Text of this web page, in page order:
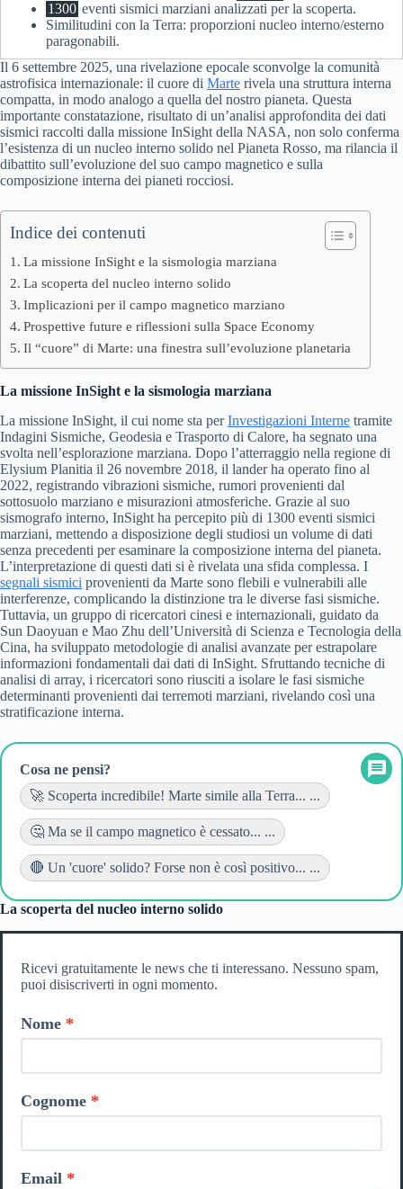
1300 eventi sismici marziani analizzati per la scoperta.
Similitudini con la Terra: proporzioni nucleo interno/esterno
paragonabili.
Il 6 settembre 2025, una rivelazione epocale sconvolge la comunità
astrofisica internazionale: il cuore di Marte rivela una struttura interna
compatta, in modo analogo a quella del nostro pianeta. Questa
importante constatazione, risultato di un’analisi approfondita dei dati
sismici raccolti dalla missione InSight della NASA, non solo conferma
l’esistenza di un nucleo interno solido nel Pianeta Rosso, ma rilancia il
dibattito sull’evoluzione del suo campo magnetico e sulla
composizione interna dei pianeti rocciosi.
Indice dei contenuti
La missione InSight e la sismologia marziana
La scoperta del nucleo interno solido
Implicazioni per il campo magnetico marziano
Prospettive future e riflessioni sulla Space Economy
Il “cuore” di Marte: una finestra sull’evoluzione planetaria
La missione InSight e la sismologia marziana
La missione InSight, il cui nome sta perInvestigazioni Interne tramite
Indagini Sismiche, Geodesia e Trasporto di Calore, ha segnato una
svolta nell’esplorazione marziana. Dopo l’atterraggio nella regione di
Elysium Planitia il 26 novembre 2018, il lander ha operato fino al
2022, registrando vibrazioni sismiche, rumori provenienti dal
sottosuolo marziano e misurazioni atmosferiche. Grazie al suo
sismografo interno, InSight ha percepito più di 1300 eventi sismici
marziani, mettendo a disposizione degli studiosi un volume di dati
senza precedenti per esaminare la composizione interna del pianeta.
L’interpretazione di questi dati si è rivelata una sfida complessa. I
segnali sismici provenienti da Marte sono flebili e vulnerabili alle
interferenze, complicando la distinzione tra le diverse fasi sismiche.
Tuttavia, un gruppo di ricercatori cinesi e internazionali, guidato da
Sun Daoyuan e Mao Zhu dell’Università di Scienza e Tecnologia della
Cina, ha sviluppato metodologie di analisi avanzate per estrapolare
informazioni fondamentali dai dati di InSight. Sfruttando tecniche di
analisi di array, i ricercatori sono riusciti a isolare le fasi sismiche
determinanti provenienti dai terremoti marziani, rivelando così una
stratificazione interna.
Cosa ne pensi?
🚀 Scoperta incredibile! Marte simile alla Terra... ...
🤔 Ma se il campo magnetico è cessato... ...
🔴 Un 'cuore' solido? Forse non è così positivo... ...
La scoperta del nucleo interno solido
Ricevi gratuitamente le news che ti interessano. Nessuno spam,
puoi disiscriverti in ogni momento.
Nome
Cognome
Email